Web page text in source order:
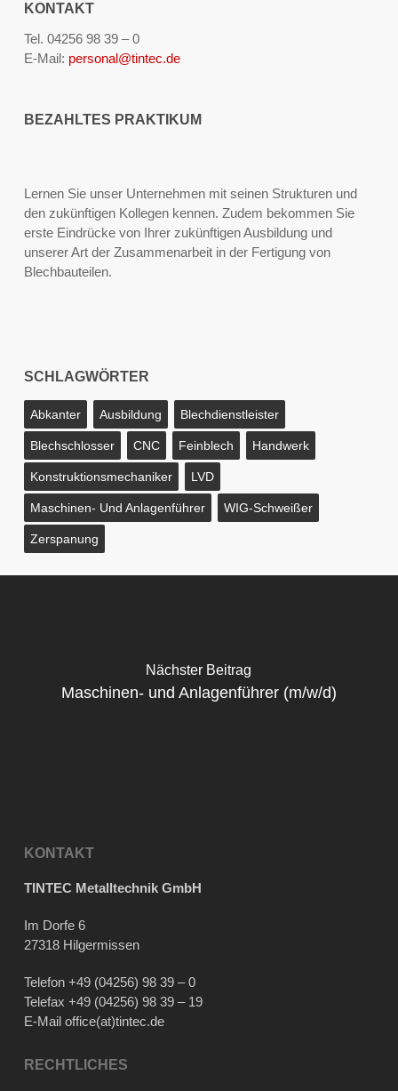
KONTAKT
Tel. 04256 98 39 – 0
E-Mail: personal@tintec.de
BEZAHLTES PRAKTIKUM
Lernen Sie unser Unternehmen mit seinen Strukturen und
den zukünftigen Kollegen kennen. Zudem bekommen Sie
erste Eindrücke von Ihrer zukünftigen Ausbildung und
unserer Art der Zusammenarbeit in der Fertigung von
Blechbauteilen.
SCHLAGWÖRTER
Abkanter Ausbildung Blechdienstleister
Blechschlosser CNC Feinblech Handwerk
Konstruktionsmechaniker LVD
Maschinen- Und Anlagenführer WIG-Schweißer
Zerspanung
Nächster Beitrag
Maschinen- und Anlagenführer (m/w/d)
KONTAKT
TINTEC Metalltechnik GmbH
Im Dorfe 6
27318 Hilgermissen
Telefon +49 (04256) 98 39 – 0
Telefax +49 (04256) 98 39 – 19
E-Mail office(at)tintec.de
RECHTLICHES